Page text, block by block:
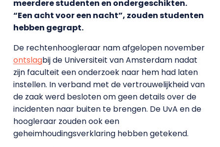
meerdere studenten en ondergeschikten.
“Een acht voor een nacht”, zouden studenten
hebben gegrapt.
De rechtenhoogleraar nam afgelopen november
ontslagbij de Universiteit van Amsterdam nadat
zijn faculteit een onderzoek naar hem had laten
instellen. In verband met de vertrouwelijkheid van
de zaak werd besloten om geen details over de
incidenten naar buiten te brengen. De UvA en de
hoogleraar zouden ook een
geheimhoudingsverklaring hebben getekend.